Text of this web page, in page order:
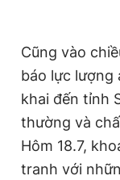
Cũng vào
báo lực lượng
khai đến tỉnh
thường và
Hôm 18.7,
tranh với